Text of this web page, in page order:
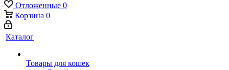
Отложенные 0
Корзина 0
Каталог
Товары для кошек